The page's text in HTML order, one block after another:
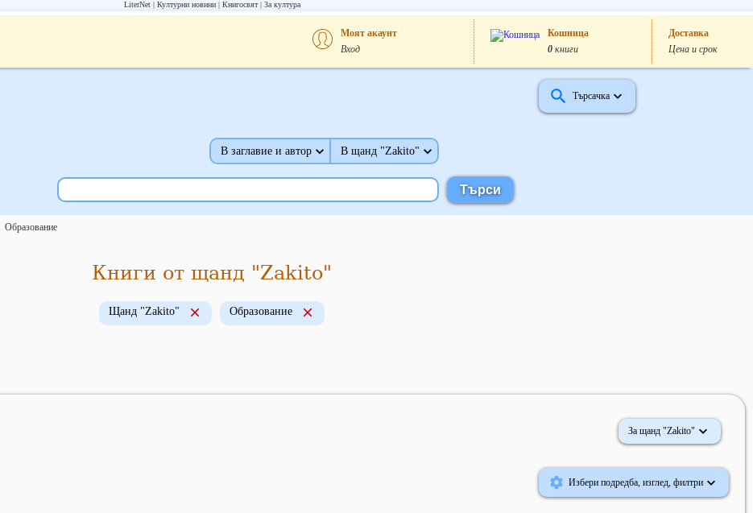
LiterNet Културни новини Книгосвят За култура
Моят акаунт
Вход
Кошница
0 книги
Доставка
Цена и срок
Търсачка
В заглавие и автор В щанд "Zakito"
Образование
Книги от щанд "Zakito"
Щанд "Zakito" Образование
За щанд "Zakito"
Избери подредба, изглед, филтри